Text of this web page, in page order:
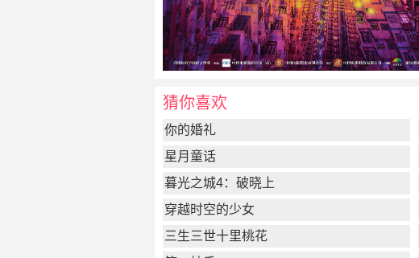
猜你喜欢
你的婚礼
星月童话
暮光之城4：破晓上
穿越时空的少女
三生三世十里桃花